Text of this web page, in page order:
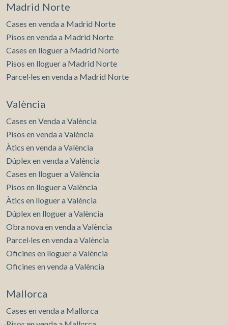
Madrid Norte
Cases en venda a Madrid Norte
Pisos en venda a Madrid Norte
Cases en lloguer a Madrid Norte
Pisos en lloguer a Madrid Norte
Parcel·les en venda a Madrid Norte
València
Cases en Venda a València
Pisos en venda a València
Àtics en venda a València
Dúplex en venda a València
Cases en lloguer a València
Pisos en lloguer a València
Àtics en lloguer a València
Dúplex en lloguer a València
Obra nova en venda a València
Parcel·les en venda a València
Oficines en lloguer a València
Oficines en venda a València
Mallorca
Cases en venda a Mallorca